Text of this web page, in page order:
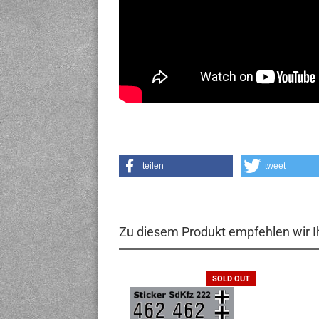
teilen tweet
Zu diesem Produkt empfehlen wir
SOLD OUT